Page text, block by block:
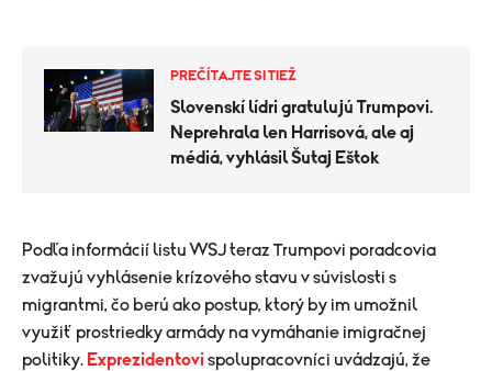
PREČÍTAJTE SI TIEŽ
Slovenskí lídri gratulujú Trumpovi.
Neprehrala len Harrisová, ale aj
médiá, vyhlásil Šutaj Eštok
​Podľa informácií listu WSJ teraz Trumpovi poradcovia
zvažujú vyhlásenie krízového stavu v súvislosti s
migrantmi, čo berú ako postup, ktorý by im umožnil
využiť prostriedky armády na vymáhanie imigračnej
politiky. Exprezidentovi spolupracovníci uvádzajú, že